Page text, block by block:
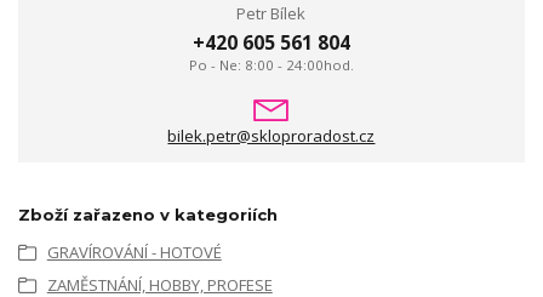
Petr Bílek
+420 605 561 804
Po - Ne: 8:00 - 24:00hod.
bilek.petr@skloproradost.cz
Zboží zařazeno v kategoriích
GRAVÍROVÁNÍ - HOTOVÉ
ZAMĚSTNÁNÍ, HOBBY, PROFESE